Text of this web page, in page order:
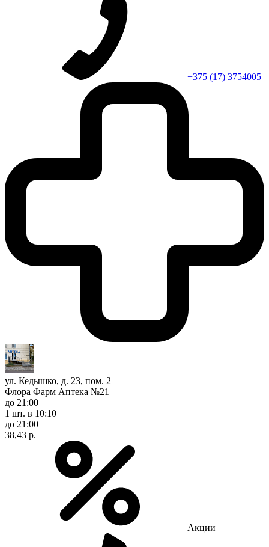
+375 (17) 3754005
ул. Кедышко, д. 23, пом. 2
Флора Фарм Аптека №21
до 21:00
1 шт. в 10:10
до 21:00
38,43 р.
Акции